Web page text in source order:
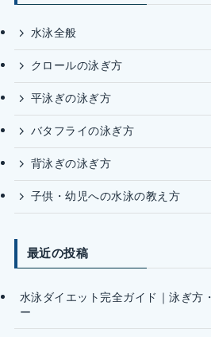
水泳全般
クロールの泳ぎ方
平泳ぎの泳ぎ方
バタフライの泳ぎ方
背泳ぎの泳ぎ方
子供・幼児への水泳の教え方
最近の投稿
水泳ダイエット完全ガイド｜泳ぎ方
ー